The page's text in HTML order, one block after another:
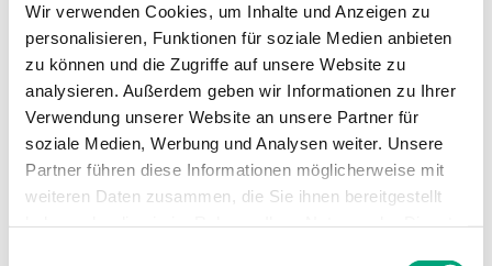
Wir verwenden Cookies, um Inhalte und Anzeigen zu
personalisieren, Funktionen für soziale Medien anbieten
zu können und die Zugriffe auf unsere Website zu
analysieren. Außerdem geben wir Informationen zu Ihrer
Verwendung unserer Website an unsere Partner für
soziale Medien, Werbung und Analysen weiter. Unsere
Partner führen diese Informationen möglicherweise mit
weiteren Daten zusammen, die Sie ihnen bereitgestellt
Umgebungstemperatur -25…50 °C
Montage Wand
Abmessungen, außen
120x40x112 mm